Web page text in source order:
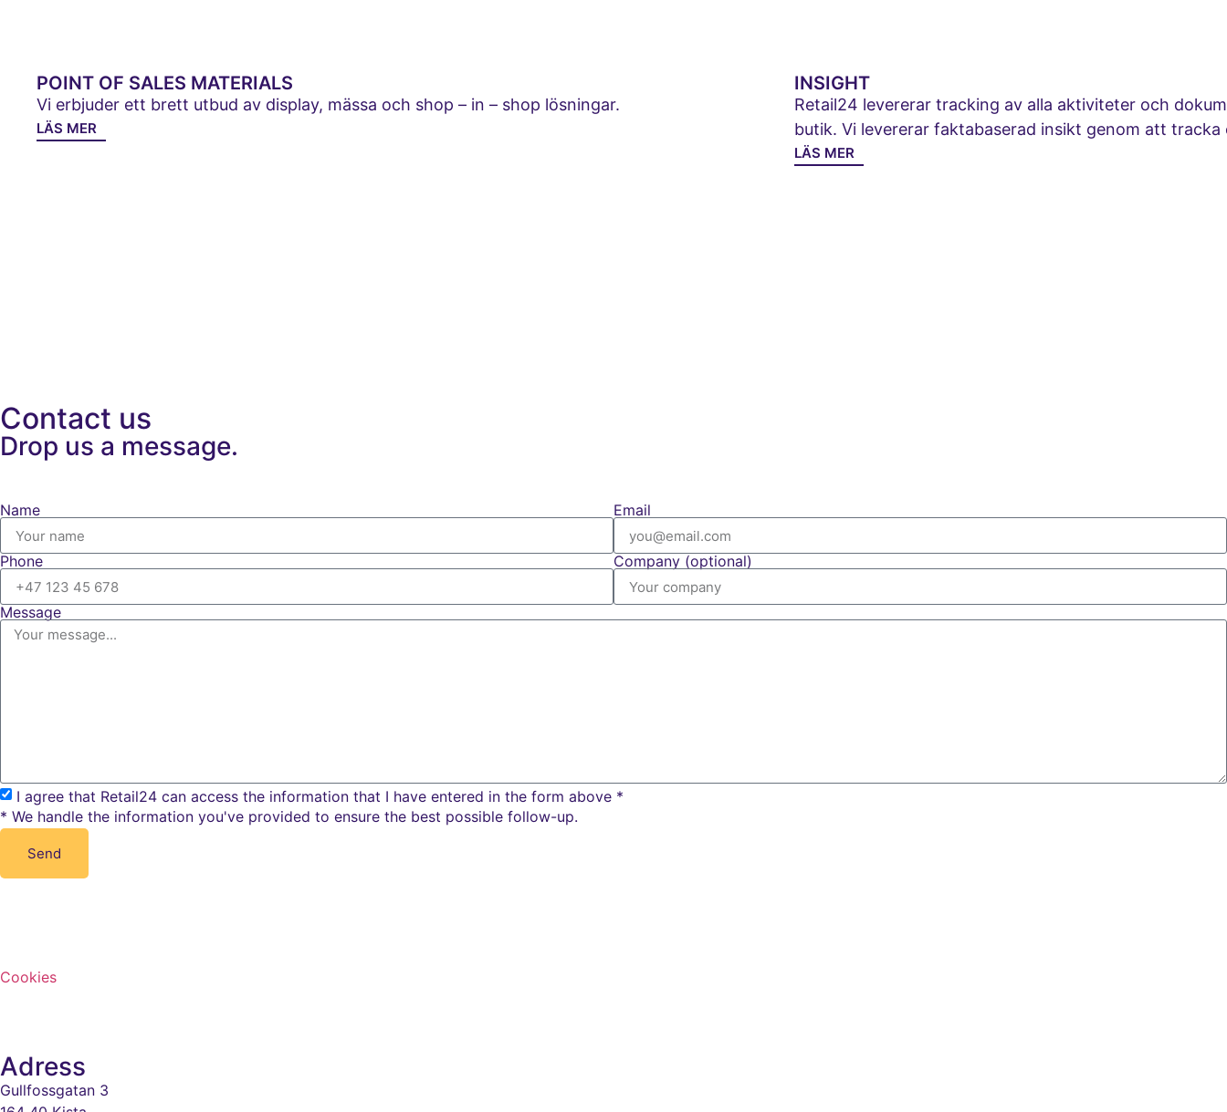
POINT OF SALES MATERIALS
Vi erbjuder ett brett utbud av display, mässa och shop – in – shop lösningar.
LÄS MER
INSIGHT
Retail24 levererar tracking av alla aktiviteter och
butik. Vi levererar faktabaserad insikt genom att
LÄS MER
Contact us
Drop us a message.
Name Email
Phone Company (optional)
Message
I agree that Retail24 can access the information that I have entered in the form above *
* We handle the information you've provided to ensure the best possible follow-up.
Send
Cookies
Adress
Gullfossgatan 3